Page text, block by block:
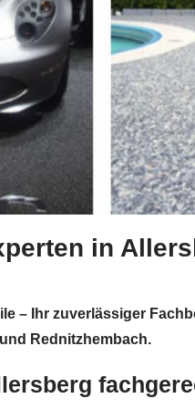
in
– Ihr zuverlässiger
Rednitzhembach.